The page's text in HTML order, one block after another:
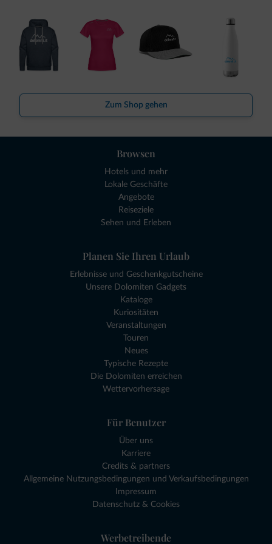
Zum Shop gehen
Browsen
Hotels und mehr
Lokale Geschäfte
Angebote
Reiseziele
Sehen und Erleben
Planen Sie Ihren Urlaub
Erlebnisse und Geschenkgutscheine
Unsere Dolomiten Gadgets
Kataloge
Kuriositäten
Veranstaltungen
Touren
Neues
Typische Rezepte
Die Dolomiten erreichen
Wettervorhersage
Für Benutzer
Über uns
Karriere
Credits & partners
Allgemeine Nutzungsbedingungen und Verkaufsbedingungen
Impressum
Datenschutz & Cookies
Werbetreibende